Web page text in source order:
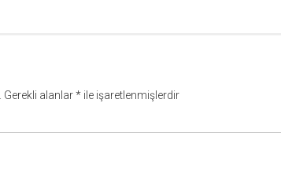
Gerekli alanlar*ile işaretlenmişlerdir